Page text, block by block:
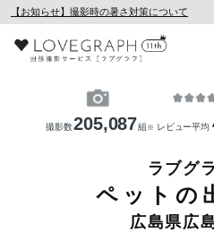
【お知らせ】撮影時の暑さ対策について
撮影数205,087組 ※ レビュー平均
ラブグ
ペットの
広島県広